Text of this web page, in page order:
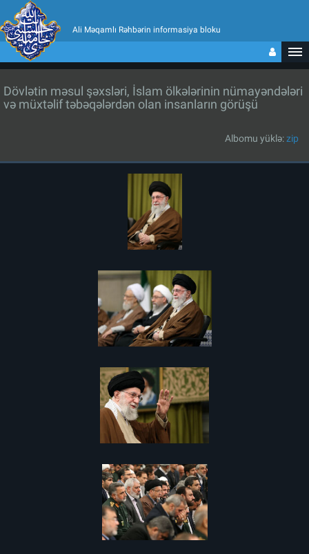
Ali Məqamlı Rəhbərin informasiya bloku
Dövlətin məsul şəxsləri, İslam ölkələrinin nümayəndələri
və müxtəlif təbəqələrdən olan insanların görüşü
Albomu yüklə:zip